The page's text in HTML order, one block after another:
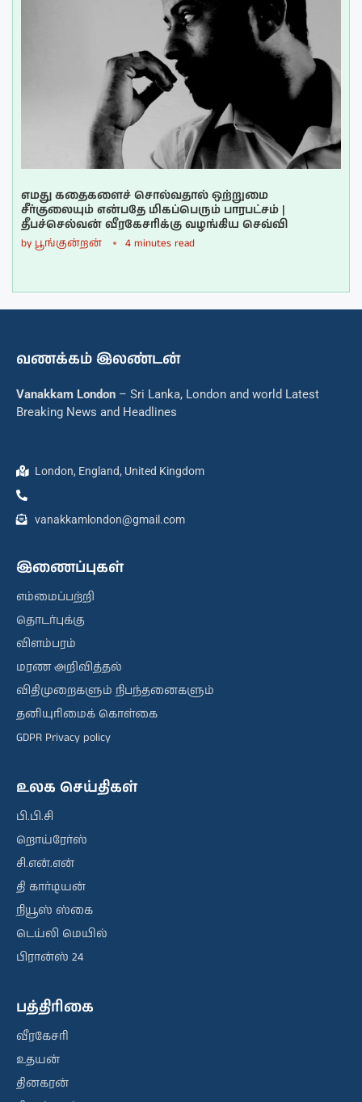
எமது கதைகளைச் சொல்வதால் ஒற்றுமை
சீர்குலையும் என்பதே மிகப்பெரும் பாரபட்சம் |
தீபச்செல்வன் வீரகேசரிக்கு வழங்கிய செவ்வி
by பூங்குன்றன் 4 minutes read
வணக்கம் இலண்டன்
Vanakkam London – Sri Lanka, London and world Latest
Breaking News and Headlines
London, England, United Kingdom
vanakkamlondon@gmail.com
இணைப்புகள்
எம்மைப்பற்றி
தொடர்புக்கு
விளம்பரம்
மரண அறிவித்தல்
விதிமுறைகளும் நிபந்தனைகளும்
தனியுரிமைக் கொள்கை
GDPR Privacy policy
உலக செய்திகள்
பி.பி.சி
றொய்ரேர்ஸ்
சி.என்.என்
தி கார்டியன்
நியூஸ் ஸ்கை
டெய்லி மெயில்
பிரான்ஸ் 24
பத்திரிகை
வீரகேசரி
உதயன்
தினகரன்